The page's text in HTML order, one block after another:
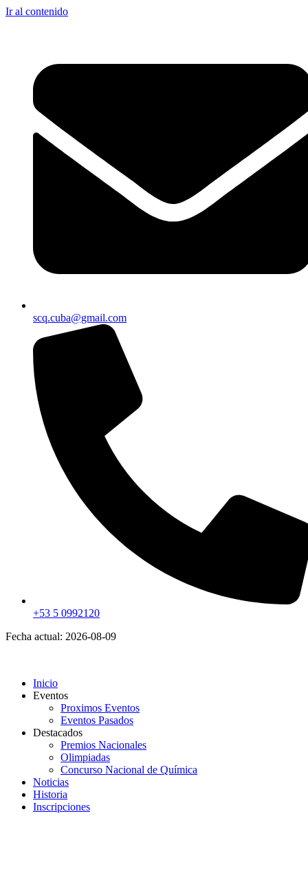
Ir al contenido
scq.cuba@gmail.com
+53 5 0992120
Fecha actual: 2026-08-09
Inicio
Eventos
Proximos Eventos
Eventos Pasados
Destacados
Premios Nacionales
Olimpiadas
Concurso Nacional de Química
Noticias
Historia
Inscripciones